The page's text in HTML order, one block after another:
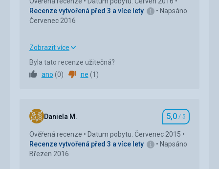
Recenze vytvořená před 3 a více lety
Napsáno
Červenec 2016
Ubytování
Služby 5,0/ 5
Cena 5,0/ 5
Zobrazit více
Byla tato recenze užitečná?
ano (0) ne (1 )
Daniela M. Hodnocení
5,0 / 5
Ověřená recenze
Datum pobytu: Červenec 2015
Recenze vytvořená před 3 a více lety
Napsáno
Březen 2016